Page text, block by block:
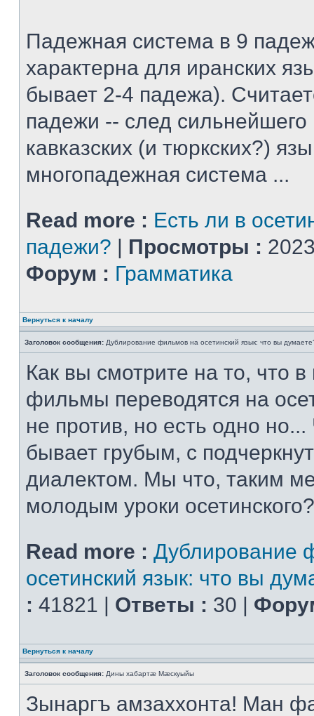
Падежная система в 9
характерна для иранских
бывает 2-4 падежа).
падежи -- след сильнейшего
кавказских (и тюркских?)
многопадежная система ...
Read more : Есть ли в
падежи? | Просмотры :
Форум : Грамматика
Вернуться к началу
Заголовок сообщения: Дублирование фильмов на осетинский язык: что вы
Как вы смотрите на то, что
фильмы переводятся на
не против, но есть одно
бывает грубым, с
диалектом. Мы что, таким
молодым уроки
Read more : Дублирование
осетинский язык: что вы
: 41821 | Ответы : 30 |
Вернуться к началу
Заголовок сообщения: Дины хабартæ Мæскуыйы
Зынаргъ амзаххонта! Ман